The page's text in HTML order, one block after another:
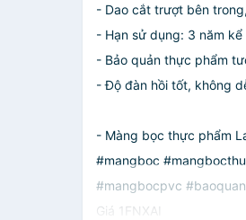
- Dao cắt trượt bên
- Hạn sử dụng: 3 năm
- Bảo quản thực phẩm
- Độ đàn hồi tốt, không
- Màng bọc thực phẩm
#mangboc
#mangbocpvc
Giá 1FNXAI